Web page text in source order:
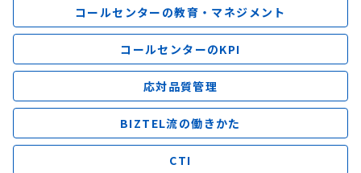
コールセンターの教育・マネジメント
コールセンターのKPI
応対品質管理
BIZTEL流の働きかた
CTI